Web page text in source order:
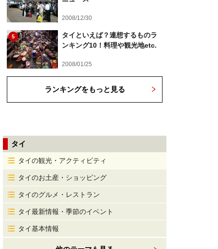
2008/12/30
5
タイといえば？連想するものラ
ンキング10！料理や観光地etc.
2008/01/25
ランキングをもっと見る
タイ
タイの観光・アクティビティ
タイのお土産・ショッピング
タイのグルメ・レストラン
タイ最新情報・季節のイベント
タイ基本情報